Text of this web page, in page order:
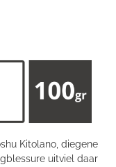
Kitolano, diegene
uitviel daar